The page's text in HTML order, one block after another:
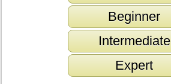
Beginner
Intermediate
Expert